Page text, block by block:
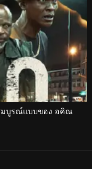
มบูรณ์แบบของ อคิณ